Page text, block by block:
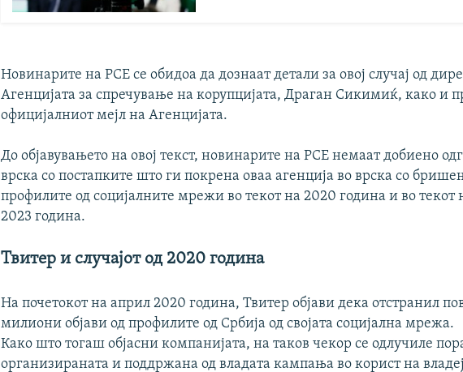
Новинарите на РСЕ се обидоа да дознаат детали за овој случај од
Агенцијата за спречување на корупцијата, Драган Сикимиќ, како и
официјалниот мејл на Агенцијата.
До објавувањето на овој текст, новинарите на РСЕ немаат добиено
врска со постапките што ги покрена оваа агенција во врска со
профилите од социјалните мрежи во текот на 2020 година и во текот
2023 година.
Твитер и случајот од 2020 година
На почетокот на април 2020 година, Твитер објави дека отстранил
милиони објави од профилите од Србија од својата социјална мрежа.
Како што тогаш објасни компанијата, на таков чекор се одлучиле
организираната и поддржана од владата кампања во корист на